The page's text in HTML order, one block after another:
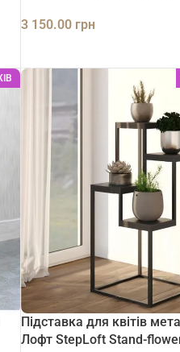
3 150.00 грн
Підставка для квітів
Лофт StepLoft Stand-